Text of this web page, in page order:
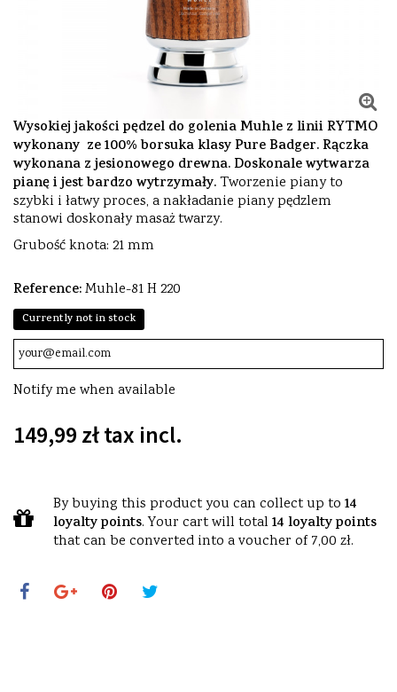
Wysokiej jakości pędzel do golenia Muhle z linii RYTMO
wykonany ze 100% borsuka klasy Pure Badger. Rączka
wykonana z jesionowego drewna. Doskonale wytwarza
pianę i jest bardzo wytrzymały.Tworzenie piany to
szybki i łatwy proces, a nakładanie piany pędzlem
stanowi doskonały masaż twarzy.
Grubość knota: 21 mm
Reference:Muhle-81 H 220
Currently not in stock
Notify me when available
149,99 złtax incl.
By buying this product you can collect up to 14
loyalty points. Your cart will total 14 loyalty points
that can be converted into a voucher of7,00 zł.